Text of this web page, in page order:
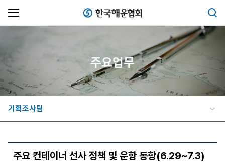
검색
한국해운협회
주요업무
기획조사팀
주요 컨테이너 선사 정책 및 운항 동향(6.29~7.3)